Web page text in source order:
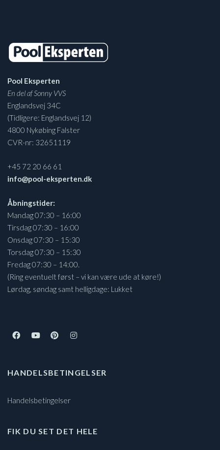
Pool Eksperten
En del af Sonny VVS
Englandsvej 34C
(Tidligere: Englandsvej 12)
4800 Nykøbing Falster
CVR-nr: 32651119
+45 72 20 66 61
info@pool-eksperten.dk
Åbningstider:
Mandag 07:30 – 16:00
Tirsdag 07:30 – 16:00
Onsdag 07:30 – 15:30
Torsdag 07:30 – 15:30
Fredag 07:30 – 14:00.
(Ring eventuelt først – vi kan være ude at køre!)
Lørdag, søndag samt helligdage: Lukket
HANDELSBETINGELSER
Handelsbetingelser
FIK DU SET DET HELE